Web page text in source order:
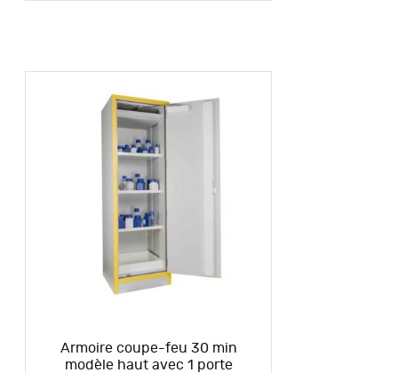
Armoire coupe-feu 30 min
modèle haut avec 1 porte